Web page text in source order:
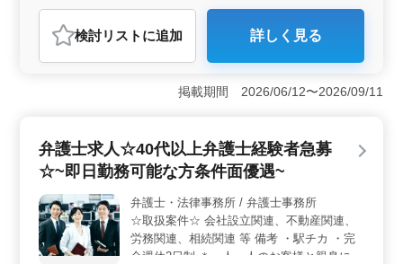
おすすめポイント
＜中高年のチャンス＞ 駅から5分以内に位置する法律事
務所では、中高年の方々に積極的にチャンスを提供して
い業務を通じて経験を活かし、更なる成長を目指せま
900万円の年収を提供し、正社員・契約社員・派遣社員の
選択肢を用意しています。さらに駅近の好立地に加え、
社会保険も完備しており安定した働き方を実現できま
す。 ＜多彩な業務領域＞ 税務顧問からM&amp;A、
相続まで幅広い業務を取り扱っています。当番制による
出勤で、柔軟な働き方が可能です。また、平均年齢41.2
歳という若々しい職場環境で新たなチャレンジを歓迎し
検討リスト に追加 詳しく見る
掲載期間 2026/06/12〜2026/09/11
弁護士求人☆40代以上弁護士経験者急募
☆~即日勤務可能な方条件面優遇~
弁護士・法律事務所 / 弁護士事務所
☆取扱案件☆ 会社設立関連、不動産関連、
労務関連、相続関連 等 備考 ・駅チカ ・完
全週休2日制 ＊一人一人のお客様と親身にな